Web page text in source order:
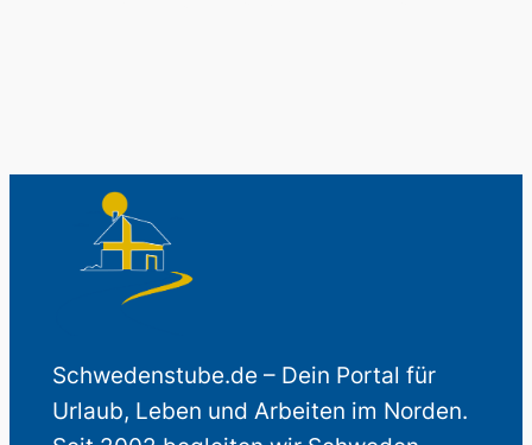
Schwedenstube.de – Dein Portal für
Urlaub, Leben und Arbeiten im Norden.